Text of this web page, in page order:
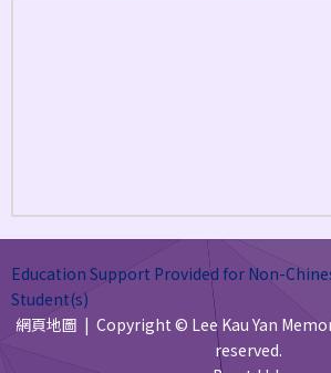
Education Support Provided for Non-
Student(s)
網頁地圖 | Copyright © Lee Kau Yan
reserved.